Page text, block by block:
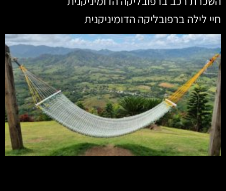
חיי לילה ברפובליקה הדומיניקנית